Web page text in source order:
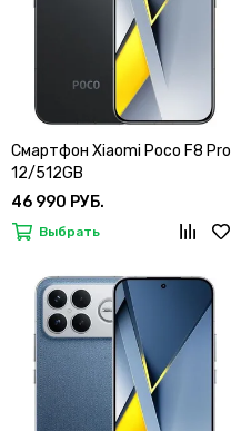
Смартфон Xiaomi Poco F8 Pro
12/512GB
46 990 РУБ.
Выбрать